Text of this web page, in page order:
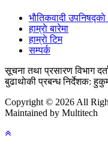
भाैतिकवादी उपनिषद्काे
हाम्राे बारेमा
हाम्राे टिम
सम्पर्क
सूचना तथा प्रसारण विभाग
बुढाथाेकी प्रबन्ध निर्देशक:
Copyright © 2026 All
Maintained by Multitech